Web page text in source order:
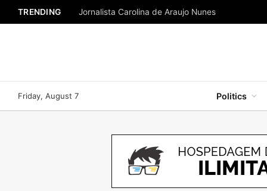
TRENDING Jornalista Carolina de Araujo Nunes
Friday, August 7 Politics